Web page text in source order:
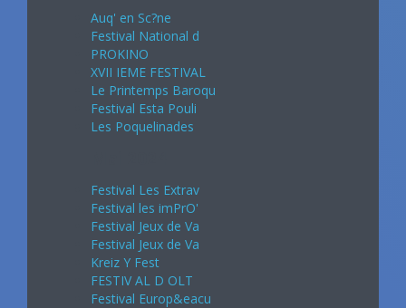
Auq' en Sc?ne
Festival National d
PROKINO
XVII IEME FESTIVAL
Le Printemps Baroqu
Festival Esta Pouli
Les Poquelinades
Festival Les Extrav
Festival les imPrO'
Festival Jeux de Va
Festival Jeux de Va
Kreiz Y Fest
FESTIV AL D OLT
Festival Europ&eacu